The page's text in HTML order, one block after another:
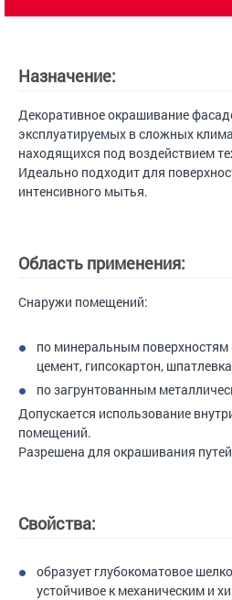
Назначение:
Декоративное окрашивание
эксплуатируемых в сложных
находящихся под воздействием
Идеально подходит для
интенсивного мытья.
Область применения:
Снаружи помещений:
по минеральным поверхностям
цемент, гипсокартон,
по загрунтованным
Допускается использование
помещений.
Разрешена для окрашивания
Свойства:
образует глубокоматовое
устойчивое к механическим и